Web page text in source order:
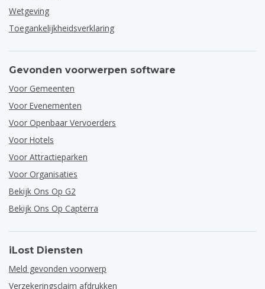
Wetgeving
Toegankelijkheidsverklaring
Gevonden voorwerpen software
Voor Gemeenten
Voor Evenementen
Voor Openbaar Vervoerders
Voor Hotels
Voor Attractieparken
Voor Organisaties
Bekijk Ons Op G2
Bekijk Ons Op Capterra
iLost Diensten
Meld gevonden voorwerp
Verzekeringsclaim afdrukken